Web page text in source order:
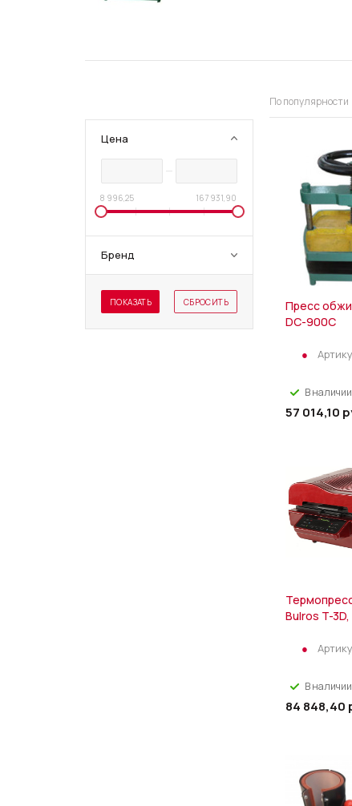
Цена
8 996,25 167 931,90
Бренд
ПОКАЗАТЬ СБРОСИТЬ
По популярности
Пресс
DC-900C
В наличии
57 014,10
Bulros T-
В наличии
84 848,40